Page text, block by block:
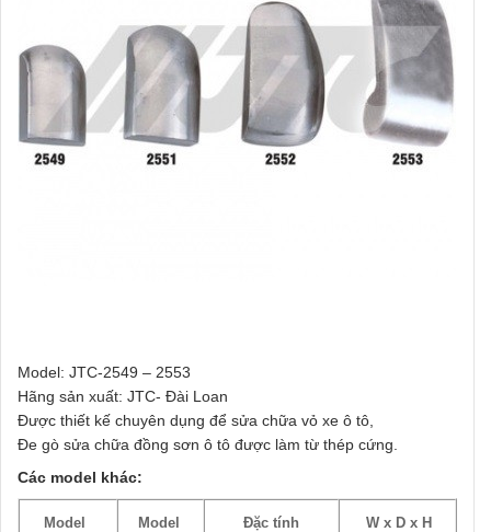
Model: JTC-2549 – 2553
Hãng sản xuất: JTC- Đài Loan
Được thiết kế chuyên dụng để sửa chữa vỏ xe ô tô,
Đe gò sửa chữa đồng sơn ô tô được làm từ thép cứng.
Các model khác:
Model Model Đặc tính W x D x H